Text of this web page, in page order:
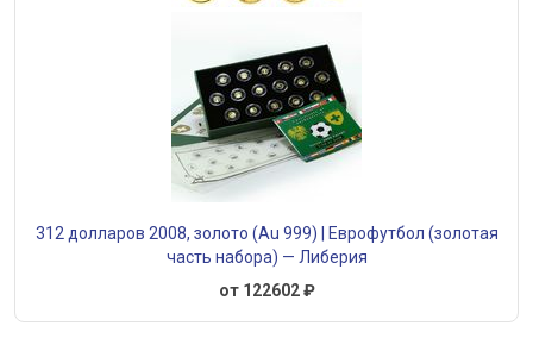
312 долларов 2008, золото (Au 999) | Еврофутбол (золотая
часть набора) — Либерия
от 122602 ₽